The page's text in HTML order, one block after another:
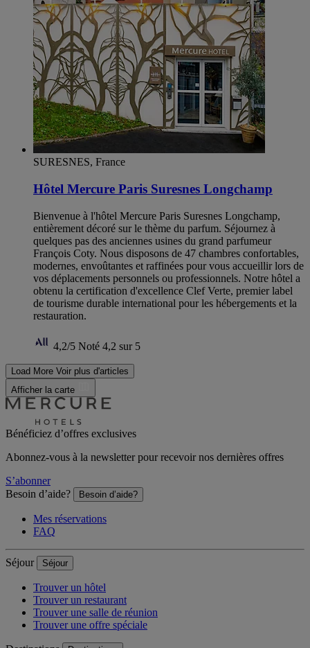
SURESNES, France
Hôtel Mercure Paris Suresnes Longchamp
Bienvenue à l'hôtel Mercure Paris Suresnes Longchamp,
entièrement décoré sur le thème du parfum. Séjournez à
quelques pas des anciennes usines du grand parfumeur
François Coty. Nous disposons de 47 chambres confortables,
modernes, envoûtantes et raffinées pour vous accueillir lors de
vos déplacements personnels ou professionnels. Notre hôtel a
obtenu la certification d'excellence Clef Verte, premier label
de tourisme durable international pour les hébergements et la
restauration.
4,2/5 Noté 4,2 sur 5
Load More Voir plus d'articles
Afficher la carte
Bénéficiez d’offres exclusives
Abonnez-vous à la newsletter pour recevoir nos dernières offres
S’abonner
Besoin d’aide?
Besoin d’aide?
Mes réservations
FAQ
Séjour Séjour
Trouver un hôtel
Trouver un restaurant
Trouver une salle de réunion
Trouver une offre spéciale